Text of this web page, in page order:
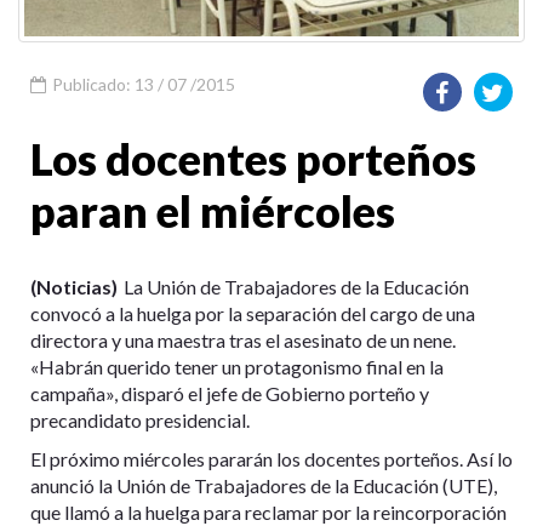
Publicado: 13 / 07 /2015
Los docentes porteños
paran el miércoles
(Noticias) La Unión de Trabajadores de la Educación
convocó a la huelga por la separación del cargo de una
directora y una maestra tras el asesinato de un nene.
«Habrán querido tener un protagonismo final en la
campaña», disparó el jefe de Gobierno porteño y
precandidato presidencial.
El próximo miércoles pararán los docentes porteños. Así lo
anunció la Unión de Trabajadores de la Educación (UTE),
que llamó a la huelga para reclamar por la reincorporación